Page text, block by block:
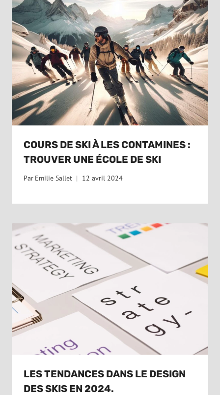
COURS DE SKI À LES CONTAMINES :
TROUVER UNE ÉCOLE DE SKI
Par Emilie Sallet 12 avril 2024
LES TENDANCES DANS LE DESIGN
DES SKIS EN 2024.